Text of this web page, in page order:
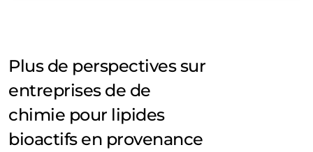
Plus de perspectives sur
entreprises de de
chimie pour lipides
bioactifs en provenance